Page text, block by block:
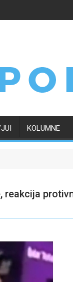
KOLUMNE
uskoro "pada"
reakcija